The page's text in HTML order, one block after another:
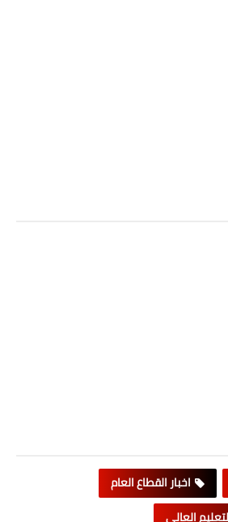
اخبار القطاع العام
العالي